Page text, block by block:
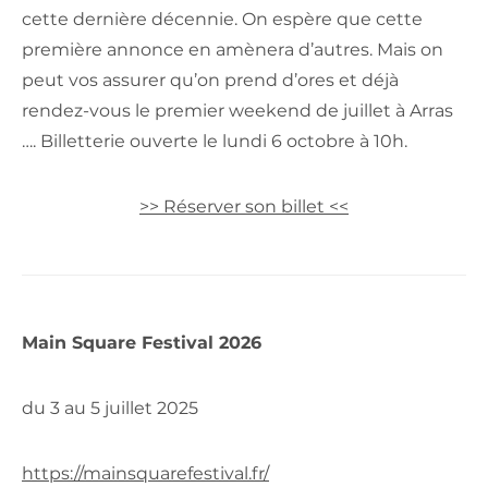
cette dernière décennie. On espère que cette
première annonce en amènera d’autres. Mais on
peut vos assurer qu’on prend d’ores et déjà
rendez-vous le premier weekend de juillet à Arras
…. Billetterie ouverte le lundi 6 octobre à 10h.
>> Réserver son billet <<
Main Square Festival 2026
du 3 au 5 juillet 2025
https://mainsquarefestival.fr/